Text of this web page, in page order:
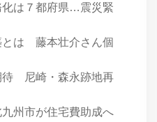
化は７都府県…震災緊
とは 藤本壮介さん個
待 尼崎・森永跡地再
州市が住宅費助成へ